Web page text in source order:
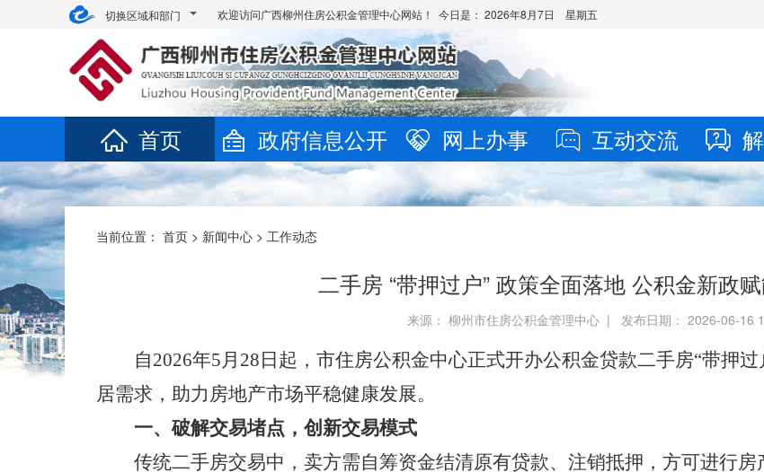
切换区域和部门 欢迎访问广西柳州住房公积金管理中心网站！ 今日是： 2026年8月7日 星期五
首页 政府信息公开 网上办事 互动交流
当前位置： 首页 > 新闻中心 > 工作动态
二手房 “带押过户” 政策全面落地 公积金新政
来源： 柳州市住房公积金管理中心 | 发布日期： 2026-06-16
自2026年5月28日起，市住房公积金中心正式开办公积金贷款二手房“带押
居需求，助力房地产市场平稳健康发展。
一、破解交易堵点，创新交易模式
传统二手房交易中，卖方需自筹资金结清原有贷款、注销抵押，方可进行